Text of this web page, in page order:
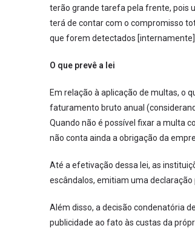
terão grande tarefa pela frente, pois
terá de contar com o compromisso
que forem detectados
O que prevê a lei
Em relação à aplicação de multas, o
faturamento bruto anual
Quando não é possível fixar a multa
não conta ainda a obrigação da
Até a efetivação dessa lei, as
escândalos, emitiam uma declaração
Além disso, a decisão condenatória
publicidade ao fato às custas da